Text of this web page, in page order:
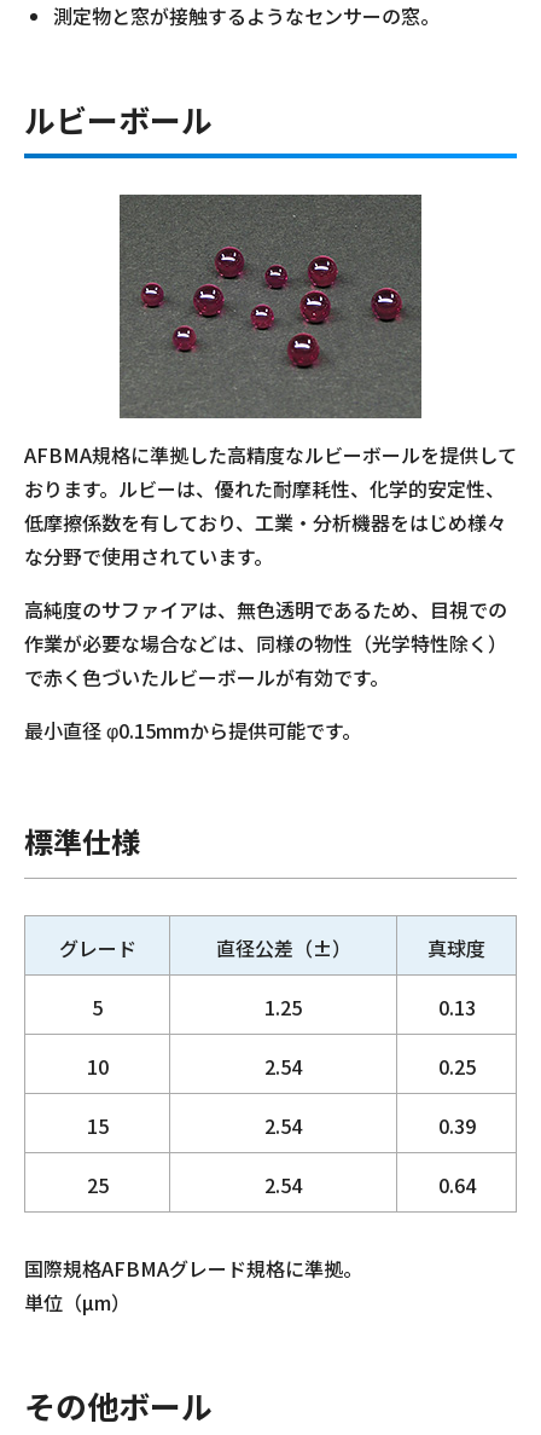
測定物と窓が接触するようなセンサーの窓。
ルビーボール
AFBMA規格に準拠した高精度なルビーボールを提供して
おります。ルビーは、優れた耐摩耗性、化学的安定性、
低摩擦係数を有しており、工業・分析機器をはじめ様々
な分野で使用されています。
高純度のサファイアは、無色透明であるため、目視での
作業が必要な場合などは、同様の物性（光学特性除く）
で赤く色づいたルビーボールが有効です。
最小直径 φ0.15mmから提供可能です。
標準仕様
グレード 直径公差（±） 真球度
5 1.25 0.13
10 2.54 0.25
15 2.54 0.39
25 2.54 0.64
国際規格AFBMAグレード規格に準拠。
単位（µm）
その他ボール